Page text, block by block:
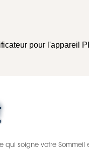
pour l'appareil
qui soigne votre Sommeil